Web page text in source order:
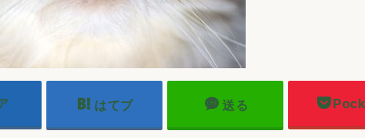
はてブ 送る